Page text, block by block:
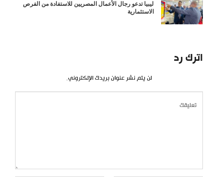
ليبيا تدعو رجال الأعمال المصريين للاستفادة من الفرص
الاستثمارية
اترك رد
لن يتم نشر عنوان بريدك الإلكتروني.